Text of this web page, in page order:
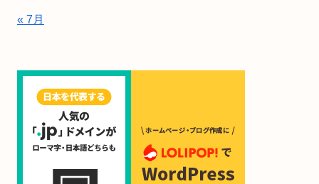
« 7月